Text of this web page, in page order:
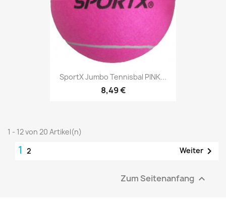
SportX Jumbo Tennisbal PINK...
8,49 €
1 - 12 von 20 Artikel(n)
1 2 Weiter 
Zum Seitenanfang 